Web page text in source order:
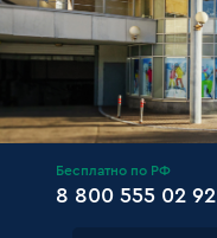
Бесплатно по РФ
8 800 555 02 92